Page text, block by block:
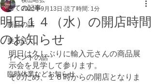
全ての記事
商品の話
乗る話
イベントの話
臨時休業などお知らせ
明日１４（水）の開店時間
のお知らせ
2022年9月13日 読了時間: 1分
明日は久しぶりに輸入元さんの商品展
示会を見学して参ります。
そのため、１６時からの開店となりま